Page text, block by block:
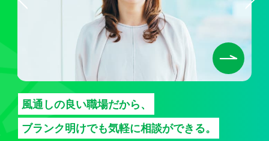
風通しの良い職場だから、
ブランク明けでも気軽に相談ができる。